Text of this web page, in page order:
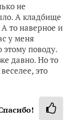
не
А кладбище
А то наверное и
у меня
поводу.
давно. Но то
это